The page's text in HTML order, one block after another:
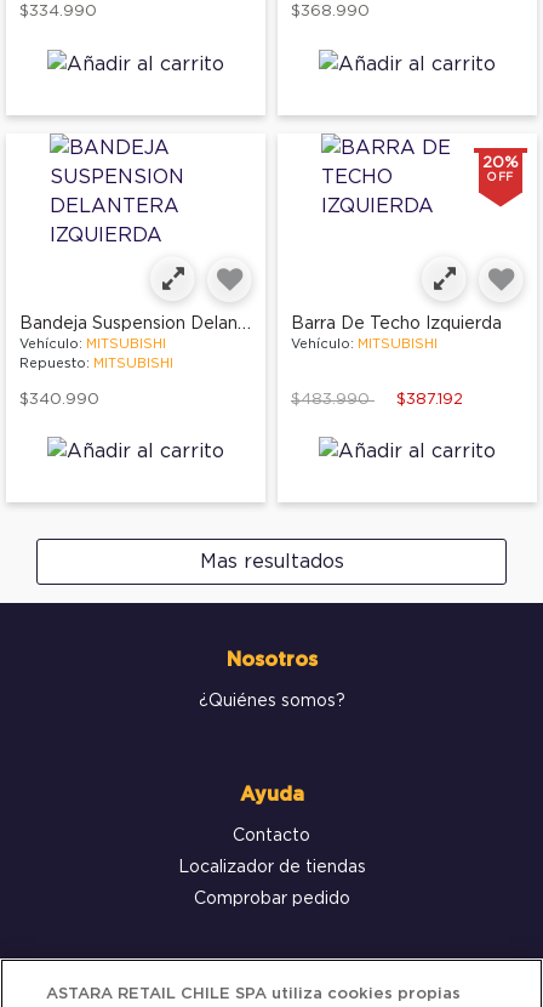
$334.990 $368.990
Bandeja Suspension Delantera Izquierda
Vehículo: MITSUBISHI
Repuesto: MITSUBISHI
$340.990
20%
OFF
Barra De Techo Izquierda
Vehículo: MITSUBISHI
Price reduced from
$483.990to $387.192
Mas resultados
Nosotros
¿Quiénes somos?
Ayuda
Contacto
Localizador de tiendas
Comprobar pedido
Servicio al cliente
ASTARA RETAIL CHILE SPA utiliza cookies propias